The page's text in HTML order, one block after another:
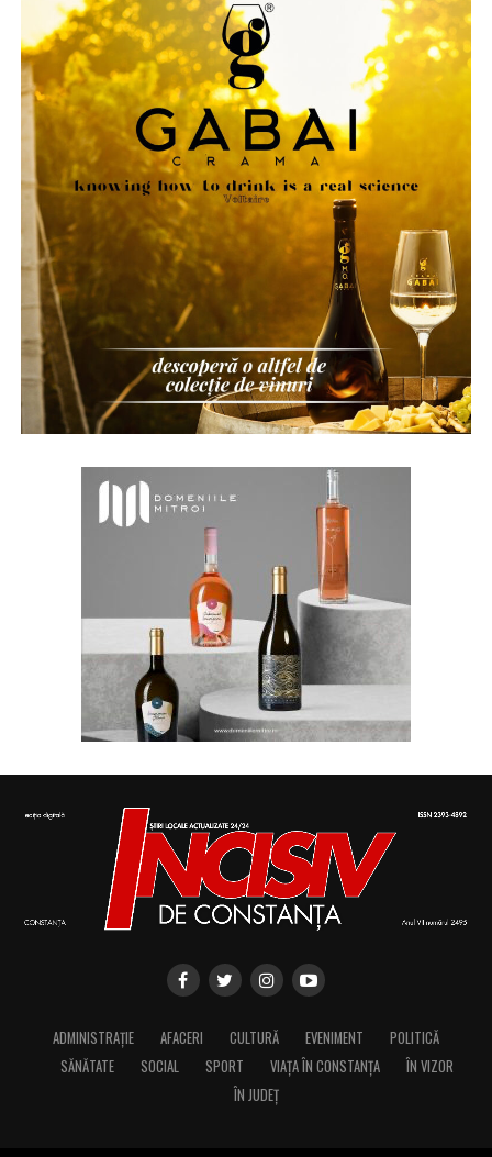
ADMINISTRAȚIE AFACERI CULTURĂ EVENIMENT
POLITICĂ
SĂNĂTATE
SOCIAL SPORT VIAȚA ÎN CONSTANȚA
ÎN VIZOR
ÎN JUDEȚ